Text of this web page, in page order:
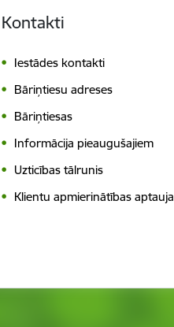
Kontakti
Iestādes kontakti
Bāriņtiesu adreses
Bāriņtiesas
Informācija pieaugušajiem
Uzticības tālrunis
Klientu apmierinātības aptauja